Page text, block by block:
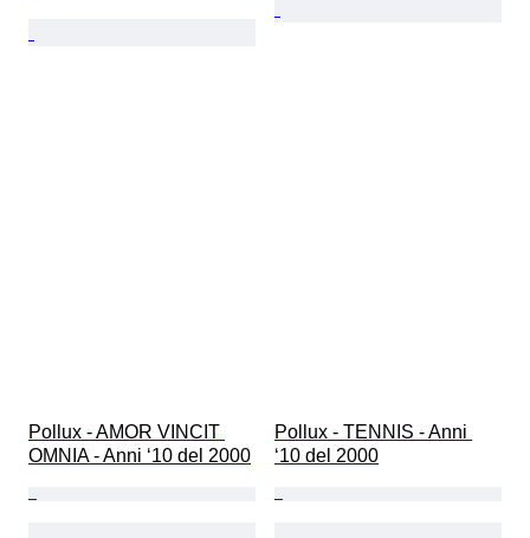
Pollux - AMOR VINCIT
OMNIA - Anni ‘10 del 2000
Pollux - TENNIS - Anni
‘10 del 2000